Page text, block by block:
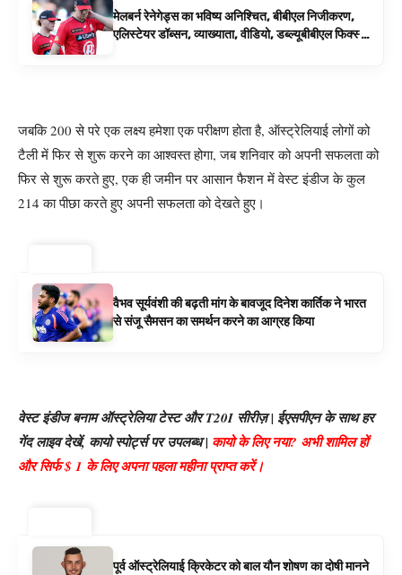
मेलबर्न रेनेगेड्स का भविष्य अनिश्चित, बीबीएल निजीकरण,
एलिस्टेयर डॉब्सन, व्याख्याता, वीडियो, डब्ल्यूबीबीएल फिक्स्चर
जबकि 200 से परे एक लक्ष्य हमेशा एक परीक्षण होता है, ऑस्ट्रेलियाई लोगों को
टैली में फिर से शुरू करने का आश्वस्त होगा, जब शनिवार को अपनी सफलता को
फिर से शुरू करते हुए, एक ही जमीन पर आसान फैशन में वेस्ट इंडीज के कुल
214 का पीछा करते हुए अपनी सफलता को देखते हुए।
वैभव सूर्यवंशी की बढ़ती मांग के बावजूद दिनेश कार्तिक ने भारत
से संजू सैमसन का समर्थन करने का आग्रह किया
वेस्ट इंडीज बनाम ऑस्ट्रेलिया टेस्ट और T20I सीरीज़ | ईएसपीएन के साथ हर
गेंद लाइव देखें, कायो स्पोर्ट्स पर उपलब्ध | कायो के लिए नया? अभी शामिल हों
और सिर्फ $ 1 के लिए अपना पहला महीना प्राप्त करें।
पूर्व ऑस्ट्रेलियाई क्रिकेटर को बाल यौन शोषण का दोषी मानने